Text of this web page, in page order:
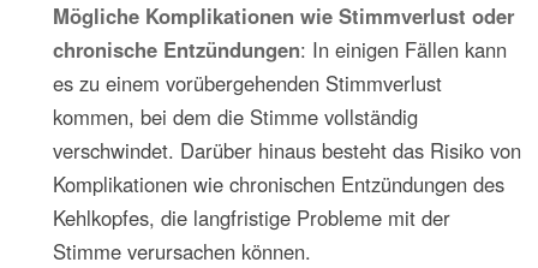
Mögliche Komplikationen wie Stimmverlust oder
chronische Entzündungen: In einigen Fällen kann
es zu einem vorübergehenden Stimmverlust
kommen, bei dem die Stimme vollständig
verschwindet. Darüber hinaus besteht das Risiko von
Komplikationen wie chronischen Entzündungen des
Kehlkopfes, die langfristige Probleme mit der
Stimme verursachen können.